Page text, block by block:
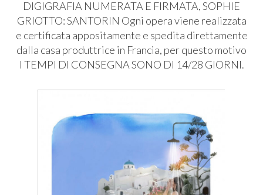
DIGIGRAFIA NUMERATA E FIRMATA,SOPHIE
GRIOTTO:SANTORIN Ogni opera viene realizzata
e certificata appositamente e spedita direttamente
dalla casa produttrice in Francia, per questo motivo
I TEMPI DI CONSEGNASONO DI 14/28 GIORNI.